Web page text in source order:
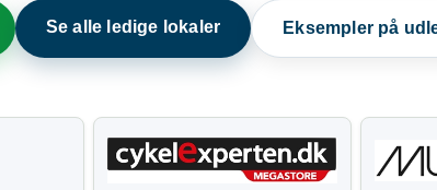
Se alle ledige lokaler Eksempler på